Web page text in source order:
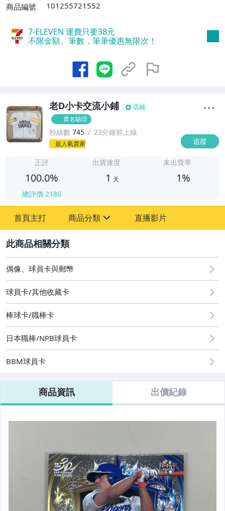
商品編號
101255721552
7-ELEVEN 運費只要38元
不限金額、筆數，筆筆優惠無限次！
老D小卡交流小鋪
店鋪
實名驗證
粉絲數 745 23分鐘前上線
超人氣賣家 追蹤
正評
100.0%
總評價 2186
出貨速度
1 天
未出貨率
1%
首頁主打 商品分類
其它
直播影片
偶像、球員卡與郵幣
球員卡/其他收藏卡
棒球卡/職棒卡
日本職棒/NPB球員卡
BBM球員卡
商品資訊 出價紀錄